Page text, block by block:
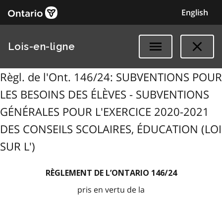
English
Lois-en-ligne
Règl. de l'Ont. 146/24: SUBVENTIONS POUR
LES BESOINS DES ÉLÈVES - SUBVENTIONS
GÉNÉRALES POUR L'EXERCICE 2020-2021
DES CONSEILS SCOLAIRES, ÉDUCATION (LOI
SUR L')
RÈGLEMENT DE L’ONTARIO 146/24
pris en vertu de la